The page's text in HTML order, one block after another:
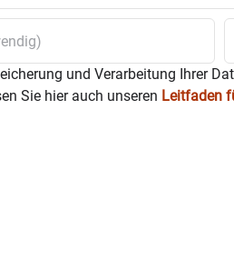
und Verarbeitung Ihrer
Sie hier auch unseren Leitfaden